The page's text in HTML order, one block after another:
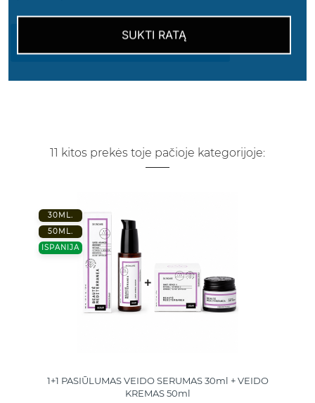
PARAŠYKITE SAVO ATSILIEPIMĄ
11 kitos prekės toje pačioje kategorijoje:
30ML.
50ML.
ISPANIJA
1+1 PASIŪLUMAS VEIDO SERUMAS 30ml + VEIDO
KREMAS 50ml
SUKTI RATĄ